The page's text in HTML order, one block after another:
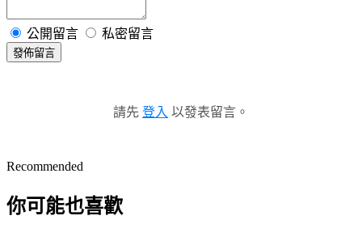
公開留言 私密留言
發佈留言
請先 登入 以發表留言。
Recommended
你可能也喜歡